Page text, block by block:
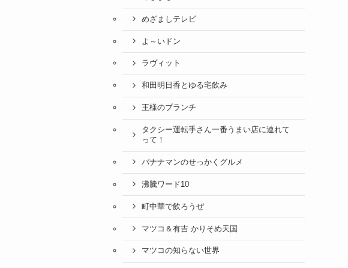
めざましテレビ
よ～いドン
ラヴィット
和田明日香とゆる宅飲み
王様のブランチ
タクシー運転手さん一番うまい店に連れて
って！
バナナマンのせっかくグルメ
沸騰ワード10
町中華で飲ろうぜ
マツコ＆有吉 かりそめ天国
マツコの知らない世界